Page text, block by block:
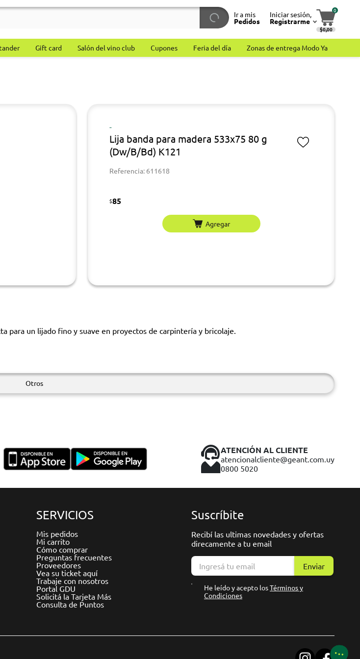
Ir a mis
Pedidos
Iniciar sesión,
Registrarme
0
$0,00
Gift card Salón del vino club Cupones Feria del día Zonas de entrega Modo Ya
-
Lija banda para madera 533x75 80 g
(Dw/B/Bd) K121
Referencia: 611618
$85
Agregar
para un lijado fino y suave en proyectos de carpintería y bricolaje.
Otros
ATENCIÓN AL CLIENTE
atencionalcliente@geant.com.uy
0800 5020
SERVICIOS
Mis pedidos
Mi carrito
Cómo comprar
Preguntas frecuentes
Proveedores
Vea su ticket aquí
Trabaje con nosotros
Portal GDU
Solicitá la Tarjeta Más
Consulta de Puntos
Suscríbite
Recibí las ultimas novedades y ofertas
direcamente a tu email
Enviar
He leído y acepto losTérminos y
Condiciones